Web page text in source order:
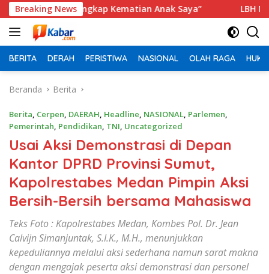
Langsung
ke
konten
Breaking News
Ungkap Kematian Anak Saya” ‎LBH Medan Soroti
BERITA DERAH PERISTIWA NASIONAL OLAH RAGA
Beranda Berita
Berita, Cerpen, DAERAH, Headline, NASIONAL, Parlemen,
Pemerintah, Pendidikan, TNI, Uncategorized
Usai Aksi Demonstrasi di Depan
Kantor DPRD Provinsi Sumut,
Kapolrestabes Medan Pimpin Aksi
Bersih-Bersih bersama Mahasiswa
Teks Foto : Kapolrestabes Medan, Kombes Pol. Dr. Jean
Calvijn Simanjuntak, S.I.K., M.H., menunjukkan
kepeduliannya melalui aksi sederhana namun sarat makna
dengan mengajak peserta aksi demonstrasi dan personel